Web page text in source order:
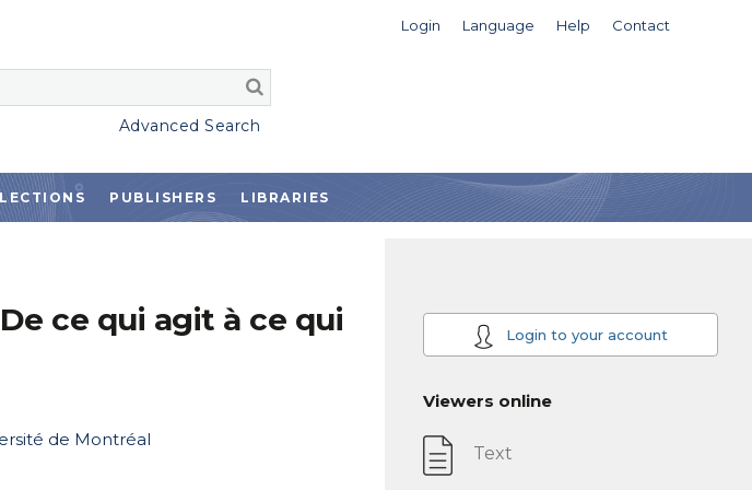
Login Language Help Contact
Advanced Search
PUBLISHERS LIBRARIES
ce qui agit à ce qui
de Montréal
Login to your account
Viewers online
Text